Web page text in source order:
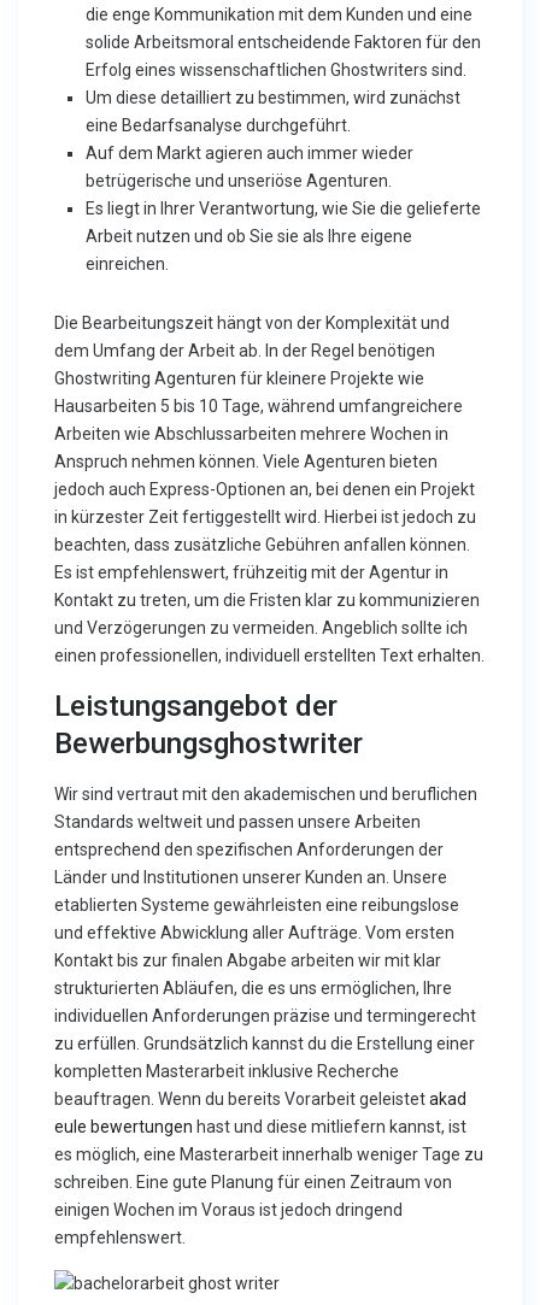
die enge Kommunikation mit dem Kunden und eine
solide Arbeitsmoral entscheidende Faktoren für den
Erfolg eines wissenschaftlichen Ghostwriters sind.
Um diese detailliert zu bestimmen, wird zunächst
eine Bedarfsanalyse durchgeführt.
Auf dem Markt agieren auch immer wieder
betrügerische und unseriöse Agenturen.
Es liegt in Ihrer Verantwortung, wie Sie die gelieferte
Arbeit nutzen und ob Sie sie als Ihre eigene
einreichen.
Die Bearbeitungszeit hängt von der Komplexität und
dem Umfang der Arbeit ab. In der Regel benötigen
Ghostwriting Agenturen für kleinere Projekte wie
Hausarbeiten 5 bis 10 Tage, während umfangreichere
Arbeiten wie Abschlussarbeiten mehrere Wochen in
Anspruch nehmen können. Viele Agenturen bieten
jedoch auch Express-Optionen an, bei denen ein Projekt
in kürzester Zeit fertiggestellt wird. Hierbei ist jedoch zu
beachten, dass zusätzliche Gebühren anfallen können.
Es ist empfehlenswert, frühzeitig mit der Agentur in
Kontakt zu treten, um die Fristen klar zu kommunizieren
und Verzögerungen zu vermeiden. Angeblich sollte ich
einen professionellen, individuell erstellten Text erhalten.
Leistungsangebot der
Bewerbungsghostwriter
Wir sind vertraut mit den akademischen und beruflichen
Standards weltweit und passen unsere Arbeiten
entsprechend den spezifischen Anforderungen der
Länder und Institutionen unserer Kunden an. Unsere
etablierten Systeme gewährleisten eine reibungslose
und effektive Abwicklung aller Aufträge. Vom ersten
Kontakt bis zur finalen Abgabe arbeiten wir mit klar
strukturierten Abläufen, die es uns ermöglichen, Ihre
individuellen Anforderungen präzise und termingerecht
zu erfüllen. Grundsätzlich kannst du die Erstellung einer
kompletten Masterarbeit inklusive Recherche
beauftragen. Wenn du bereits Vorarbeit geleistetakad
eule bewertungen hast und diese mitliefern kannst, ist
es möglich, eine Masterarbeit innerhalb weniger Tage zu
schreiben. Eine gute Planung für einen Zeitraum von
einigen Wochen im Voraus ist jedoch dringend
empfehlenswert.